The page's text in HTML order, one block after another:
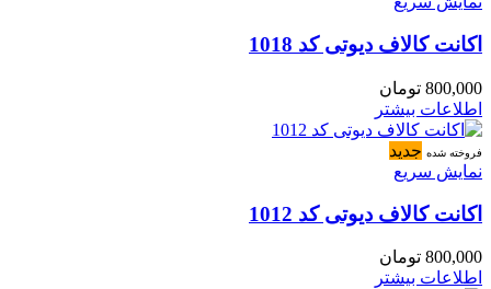
اکانت کالاف دیوتی کد 1018
800,000 تومان
اطلاعات بیشتر
فروخته شده جدید
نمایش سریع
اکانت کالاف دیوتی کد 1012
800,000 تومان
اطلاعات بیشتر